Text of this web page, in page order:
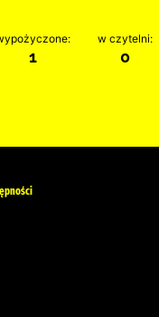
1
w czytelni:
0